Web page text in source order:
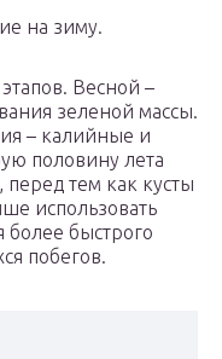
на зиму.
Весной –
зеленой массы.
– калийные и
половину лета
тем как кусты
использовать
более быстрого
побегов.